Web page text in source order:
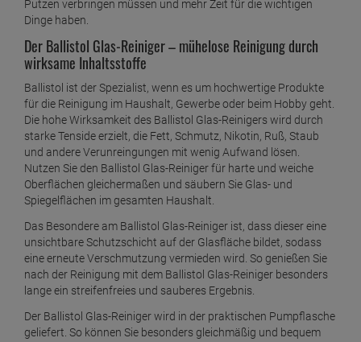
Putzen verbringen müssen und mehr Zeit für die wichtigen
Dinge haben.
Der Ballistol Glas-Reiniger – mühelose Reinigung durch
wirksame Inhaltsstoffe
Ballistol ist der Spezialist, wenn es um hochwertige Produkte
für die Reinigung im Haushalt, Gewerbe oder beim Hobby geht.
Die hohe Wirksamkeit des Ballistol Glas-Reinigers wird durch
starke Tenside erzielt, die Fett, Schmutz, Nikotin, Ruß, Staub
und andere Verunreingungen mit wenig Aufwand lösen.
Nutzen Sie den Ballistol Glas-Reiniger für harte und weiche
Oberflächen gleichermaßen und säubern Sie Glas- und
Spiegelflächen im gesamten Haushalt.
Das Besondere am Ballistol Glas-Reiniger ist, dass dieser eine
unsichtbare Schutzschicht auf der Glasfläche bildet, sodass
eine erneute Verschmutzung vermieden wird. So genießen Sie
nach der Reinigung mit dem Ballistol Glas-Reiniger besonders
lange ein streifenfreies und sauberes Ergebnis.
Der Ballistol Glas-Reiniger wird in der praktischen Pumpflasche
geliefert. So können Sie besonders gleichmäßig und bequem